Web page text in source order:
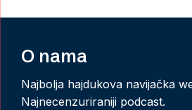
O nama
Najbolja hajdukova navijačka
Najnecenzuriraniji podcast.